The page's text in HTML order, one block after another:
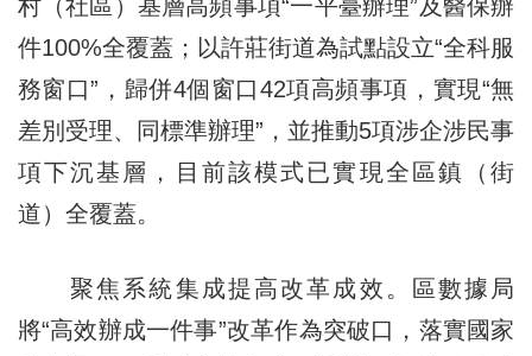
村（社區）基層高頻事項“一平臺辦理”及醫保辦
件100%全覆蓋；以許莊街道為試點設立“全科服
務窗口”，歸併4個窗口42項高頻事項，實現“無
差別受理、同標準辦理”，並推動5項涉企涉民事
項下沉基層，目前該模式已實現全區鎮（街
道）全覆蓋。
聚焦系統集成提高改革成效。區數據局
將“高效辦成一件事”改革作為突破口，落實國家